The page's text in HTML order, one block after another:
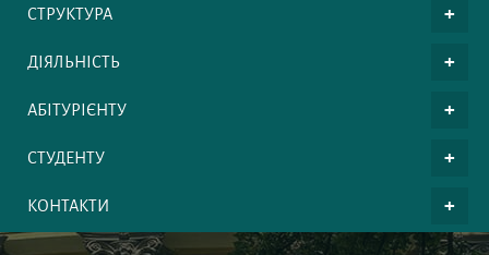
СТРУКТУРА
ДІЯЛЬНІСТЬ
АБІТУРІЄНТУ
СТУДЕНТУ
КОНТАКТИ